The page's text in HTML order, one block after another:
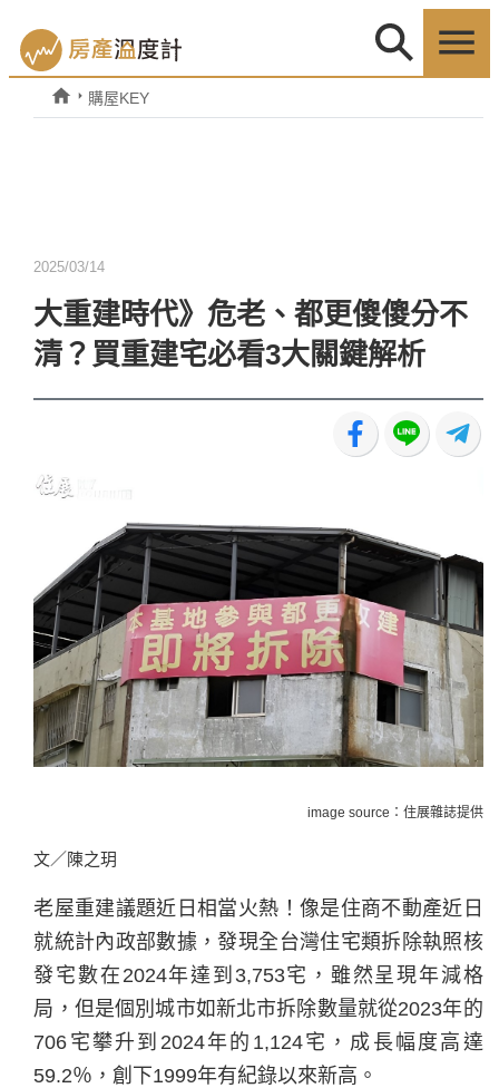
購屋KEY
2025/03/14
大重建時代》危老、都更傻傻分不
清？買重建宅必看3大關鍵解析
image source：住展雜誌提供
文／陳之玥
老屋重建議題近日相當火熱！像是住商不動產近日
就統計內政部數據，發現全台灣住宅類拆除執照核
發宅數在2024年達到3,753宅，雖然呈現年減格
局，但是個別城市如新北市拆除數量就從2023年的
706宅攀升到2024年的1,124宅，成長幅度高達
59.2％，創下1999年有紀錄以來新高。